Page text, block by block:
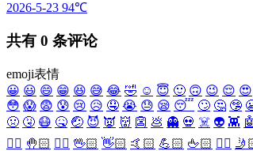
2026-5-23 94℃
共有 0 条评论
emoji表情
😀 😃 😄 😁 😆 😅 😂 🤣 ☺️ 😇 🙂 🙃 😉 😌 😍
😳 😱 😨 😰 😢 😥 🤤 😭 😓 😪 😴 🙄 🤔 🤥
🤢 🤧 😷 🤒 🤕 😈 👿 👹 👺 💩 👻 💀 ☠️ 👽 👾 🤖
✋🏻 🤚🏻 🖐🏻 🖖🏻 👋🏻 🤙🏻 💪🏻 🖕🏻 ✍🏻